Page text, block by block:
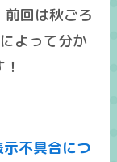
前回は秋ごろ
よって分か
不具合につ